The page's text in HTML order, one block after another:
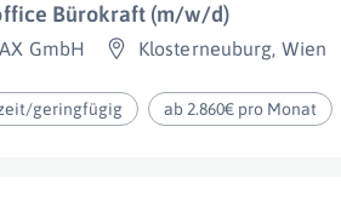
Bürokraft (m/w/d)
GmbH Klosterneuburg, Wien
geringfügig ab 2.860€ pro Monat